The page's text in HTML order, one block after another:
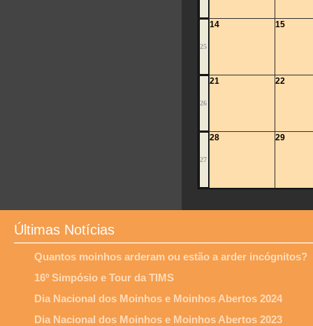
25
14 15
26
21 22
27
28 29
Últimas Notícias
Quantos moinhos arderam ou estão a arder incógnitos?
16º Simpósio e Tour da TIMS
Dia Nacional dos Moinhos e Moinhos Abertos 2024
Dia Nacional dos Moinhos e Moinhos Abertos 2023